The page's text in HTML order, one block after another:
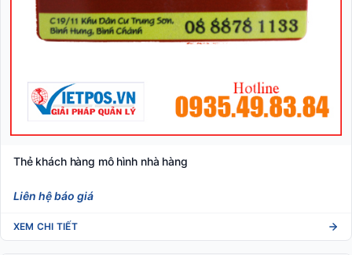
Thẻ khách hàng mô hình nhà hàng
Liên hệ báo giá
XEM CHI TIẾT